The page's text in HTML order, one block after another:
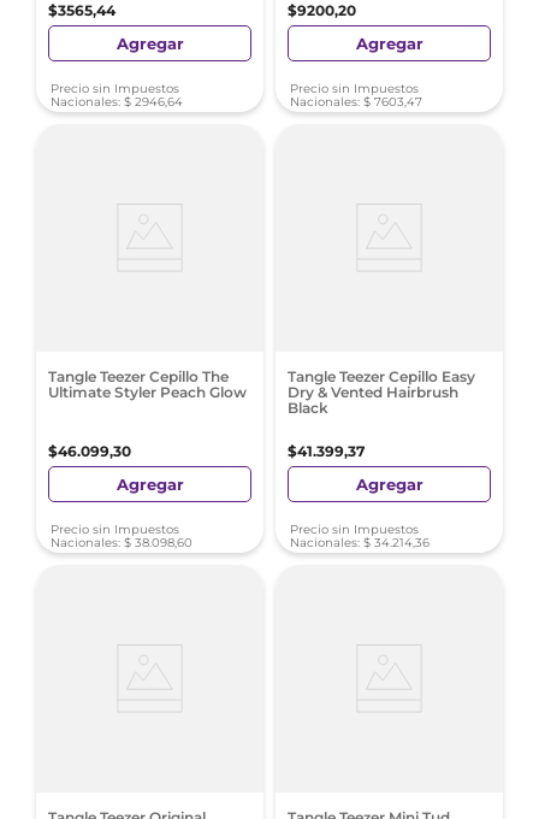
$3565,44
Agregar
Precio sin Impuestos
Nacionales: $ 2946,64
$9200,20
Agregar
Precio sin Impuestos
Nacionales: $ 7603,47
Tangle Teezer Cepillo The
Ultimate Styler Peach Glow
$46.099,30
Agregar
Precio sin Impuestos
Nacionales: $ 38.098,60
Tangle Teezer Cepillo Easy
Dry & Vented Hairbrush
Black
$41.399,37
Agregar
Precio sin Impuestos
Nacionales: $ 34.214,36